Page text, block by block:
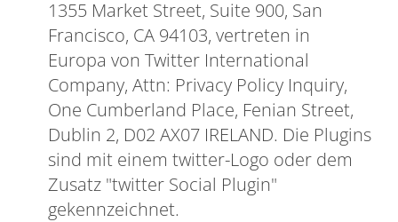
1355 Market Street, Suite 900, San
Francisco, CA 94103, vertreten in
Europa von Twitter International
Company, Attn: Privacy Policy Inquiry,
One Cumberland Place, Fenian Street,
Dublin 2, D02 AX07 IRELAND. Die Plugins
sind mit einem twitter-Logo oder dem
Zusatz "twitter Social Plugin"
gekennzeichnet.